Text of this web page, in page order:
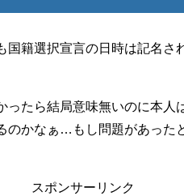
国籍選択宣言の日時は記名さ
ったら結局意味無いのに本人
のかなぁ…もし問題があった
スポンサーリンク